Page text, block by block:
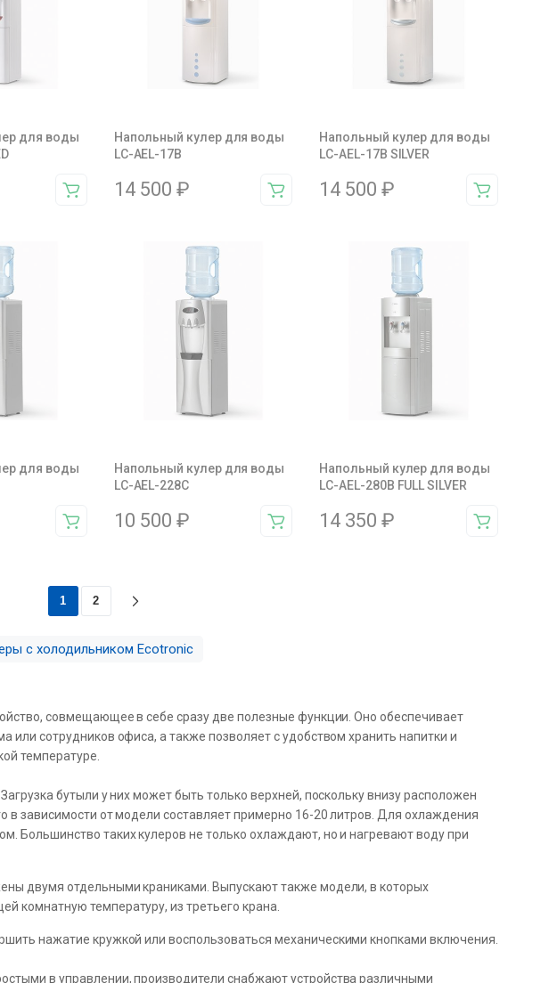
для воды
Напольный кулер для воды
LC-AEL-17B
14 500 ₽
Напольный кулер для воды
LC-AEL-17B SILVER
14 500₽
для воды
Напольный кулер для воды
LC-AEL-228С
10 500 ₽
Напольный кулер для воды
LC-AEL-280B FULL SILVER
14 350₽
1 2
с холодильником Ecotronic
совмещающее в себе сразу две полезные функции. Оно обеспечивает
или сотрудников офиса, а также позволяет с удобством хранить напитки и
температуре.
бутыли у них может быть только верхней, поскольку внизу расположен
в зависимости от модели составляет примерно 16-20 литров. Для охлаждения
Большинство таких кулеров не только охлаждают, но и нагревают воду при
двумя отдельными краниками. Выпускают также модели, в которых
комнатную температуру, из третьего крана.
нажатие кружкой или воспользоваться механическими кнопками включения.
в управлении, производители снабжают устройства различными